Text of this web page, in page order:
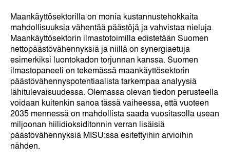
Maankäyttösektorilla on monia kustannustehokkaita
mahdollisuuksia vähentää päästöjä ja vahvistaa nieluja.
Maankäyttösektorin ilmastotoimilla edistetään Suomen
nettopäästövähennyksiä ja niillä on synergiaetuja
esimerkiksi luontokadon torjunnan kanssa. Suomen
ilmastopaneeli on tekemässä maankäyttösektorin
päästövähennyspotentiaalista tarkempaa analyysiä
lähitulevaisuudessa. Olemassa olevan tiedon perusteella
voidaan kuitenkin sanoa tässä vaiheessa, että vuoteen
2035 mennessä on mahdollista saada vuositasolla usean
miljoonan hiilidioksiditonnin verran lisäisiä
päästövähennyksiä MISU:ssa esitettyihin arvioihin
nähden.